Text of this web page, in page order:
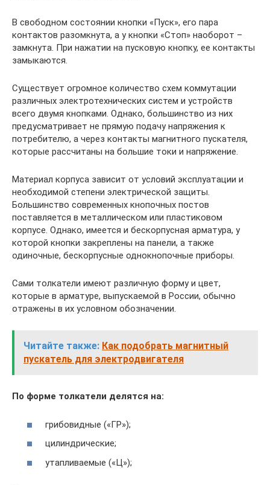
В свободном состоянии кнопки «Пуск», его пара
контактов разомкнута, а у кнопки «Стоп» наоборот –
замкнута. При нажатии на пусковую кнопку, ее контакты
замыкаются.
Существует огромное количество схем коммутации
различных электротехнических систем и устройств
всего двумя кнопками. Однако, большинство из них
предусматривает не прямую подачу напряжения к
потребителю, а через контакты магнитного пускателя,
которые рассчитаны на большие токи и напряжение.
Материал корпуса зависит от условий эксплуатации и
необходимой степени электрической защиты.
Большинство современных кнопочных постов
поставляется в металлическом или пластиковом
корпусе. Однако, имеется и бескорпусная арматура, у
которой кнопки закреплены на панели, а также
одиночные, бескорпусные однокнопочные приборы.
Сами толкатели имеют различную форму и цвет,
которые в арматуре, выпускаемой в России, обычно
отражены в их условном обозначении.
Читайте также: Как подобрать магнитный
пускатель для электродвигателя
По форме толкатели делятся на:
грибовидные («ГР»);
цилиндрические;
утапливаемые («Ц»);